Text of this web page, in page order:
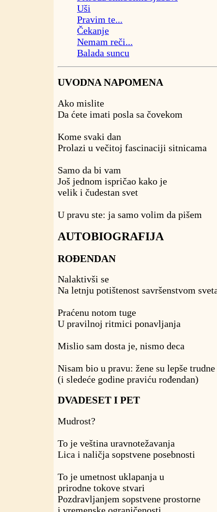
Uši
Pravim te...
Čekanje
Nemam reči...
Balada suncu
UVODNA NAPOMENA
Ako mislite
Da ćete imati posla sa čovekom
Kome svaki dan
Prolazi u večitoj fascinaciji sitnicama
Samo da bi vam
Još jednom ispričao kako je
velik i čudestan svet
U pravu ste: ja samo volim da pišem
AUTOBIOGRAFIJA
ROĐENDAN
Nalaktivši se
Na letnju potištenost savršenstvom
Praćenu notom tuge
U pravilnoj ritmici ponavljanja
Mislio sam dosta je, nismo deca
Nisam bio u pravu: žene su lepše trudne
(i sledeće godine praviću rođendan)
DVADESET I PET
Mudrost?
To je veština uravnotežavanja
Lica i naličja sopstvene posebnosti
To je umetnost uklapanja u
prirodne tokove stvari
Pozdravljanjem sopstvene prostorne